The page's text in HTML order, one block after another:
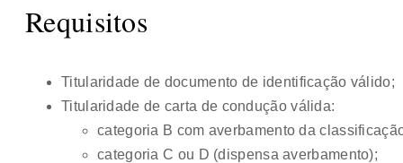
Requisitos
Titularidade de documento de identificação válido;
Titularidade de carta de condução válida:
categoria B com averbamento da
categoria C ou D (dispensa averbamento);